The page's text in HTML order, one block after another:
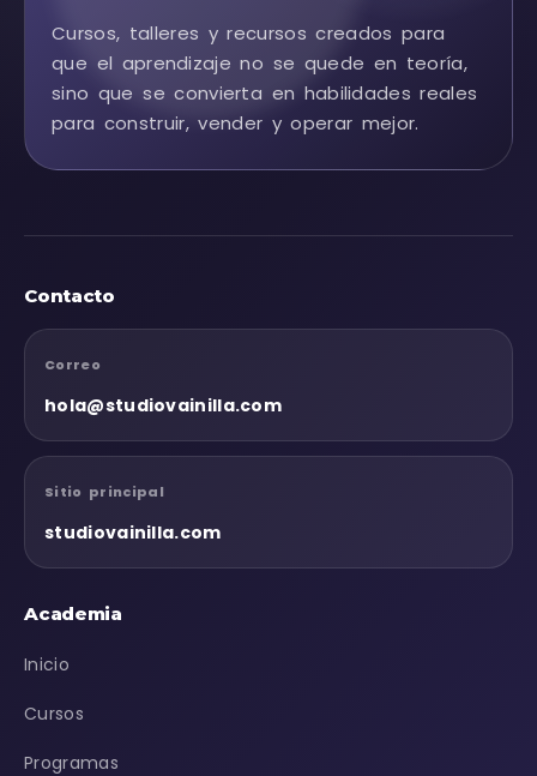
Cursos, talleres y recursos creados para
que el aprendizaje no se quede en teoría,
sino que se convierta en habilidades reales
para construir, vender y operar mejor.
Contacto
Correo
hola@studiovainilla.com
Sitio principal
studiovainilla.com
Academia
Inicio
Cursos
Programas